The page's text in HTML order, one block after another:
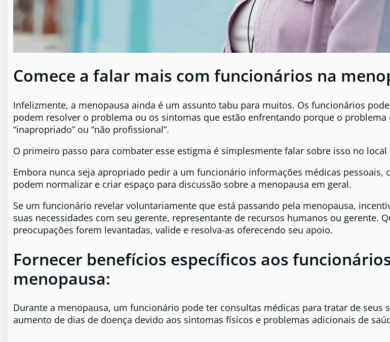
Comece a falar mais com funcionários na
Infelizmente, a menopausa ainda é um assunto tabu para muitos. Os funcionários
podem resolver o problema ou os sintomas que estão enfrentando porque o problema
“inapropriado” ou “não profissional”.
O primeiro passo para combater esse estigma é simplesmente falar sobre isso no
Embora nunca seja apropriado pedir a um funcionário informações médicas pessoais,
podem normalizar e criar espaço para discussão sobre a menopausa em geral.
Se um funcionário revelar voluntariamente que está passando pela menopausa,
suas necessidades com seu gerente, representante de recursos humanos ou gerente.
preocupações forem levantadas, valide e resolva-as oferecendo seu apoio.
Fornecer benefícios específicos aos
menopausa:
Durante a menopausa, um funcionário pode ter consultas médicas para tratar de seus
aumento de dias de doença devido aos sintomas físicos e problemas adicionais de